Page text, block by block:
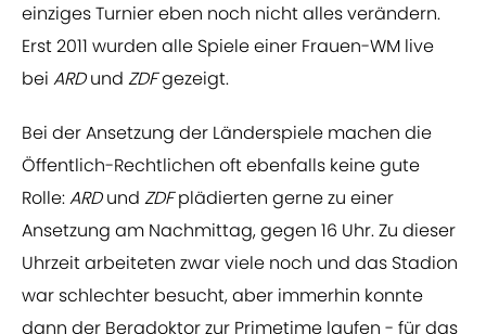
einziges Turnier eben noch nicht alles verändern.
Erst 2011 wurden alle Spiele einer Frauen-WM live
bei ARDund ZDFgezeigt.
Bei der Ansetzung der Länderspiele machen die
Öffentlich-Rechtlichen oft ebenfalls keine gute
Rolle:ARDund ZDFplädierten gerne zu einer
Ansetzung am Nachmittag, gegen 16 Uhr. Zu dieser
Uhrzeit arbeiteten zwar viele noch und das Stadion
war schlechter besucht, aber immerhin konnte
dann der Bergdoktor zur Primetime laufen - für das